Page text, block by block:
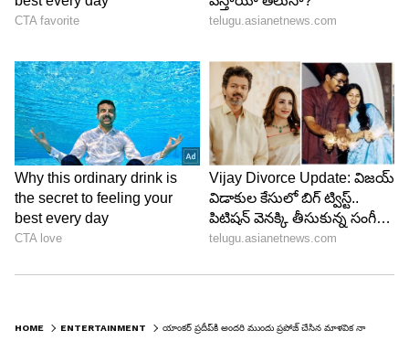
LATEST VIDEOS
HOME ENTERTAINMENT యాంకర్‌ ప్రదీప్‌కి అందరి ముందు ప్రపోజ్‌ చేసిన మాళవిక నాయర్‌.. స్టేజ్‌పైనే ఎమోషనల్‌..